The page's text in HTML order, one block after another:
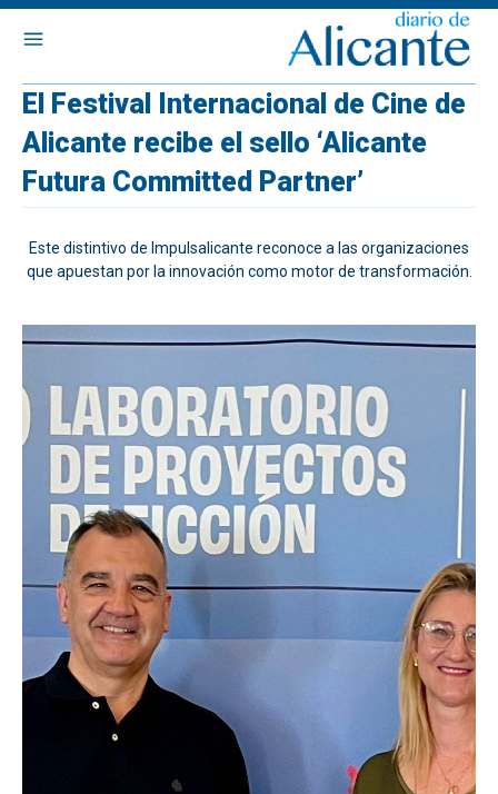
El Festival Internacional de Cine de
Alicante recibe el sello ‘Alicante
Futura Committed Partner’
Este distintivo de Impulsalicante reconoce a las organizaciones
que apuestan por la innovación como motor de transformación.